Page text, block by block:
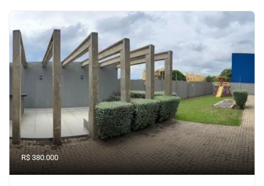
R$ 380.000